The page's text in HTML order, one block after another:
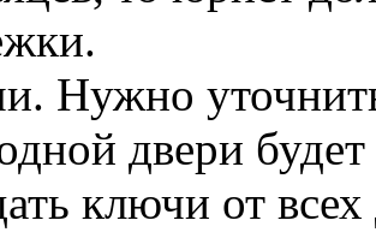
Нужно
двери
ключи от